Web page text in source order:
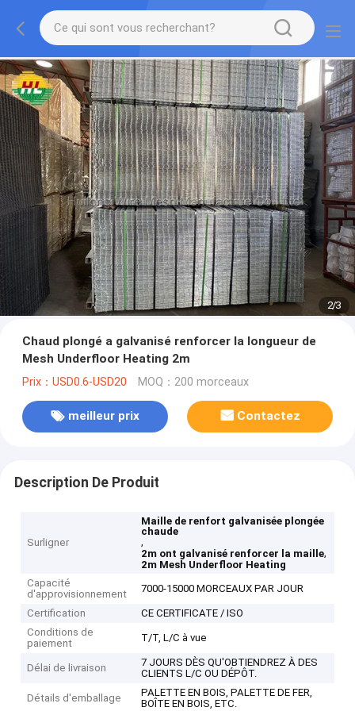
2/3
Chaud plongé a galvanisé renforcer la longueur de
Mesh Underfloor Heating 2m
Prix：USD0.6-USD20 MOQ：200 morceaux
meilleur prix Contactez
Description De Produit
Surligner
Maille de renfort galvanisée plongée
chaude
,
2m ont galvanisé renforcer la maille,
2m Mesh Underfloor Heating
Capacité
d'approvisionnement
7000-15000 MORCEAUX PAR JOUR
Certification
CE CERTIFICATE / ISO
Conditions de
paiement
T/T, L/C à vue
Délai de livraison
7 JOURS DÈS QU'OBTIENDREZ À DES
CLIENTS L/C OU DÉPÔT.
Détails d'emballage
PALETTE EN BOIS, PALETTE DE FER,
BOÎTE EN BOIS, ETC.